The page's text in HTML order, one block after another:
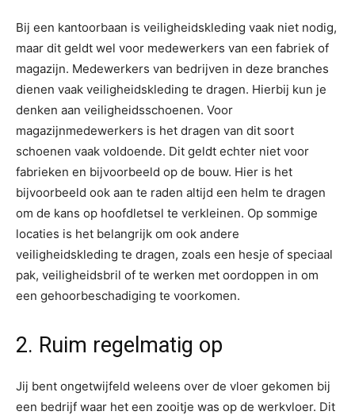
Bij een kantoorbaan is veiligheidskleding vaak niet nodig,
maar dit geldt wel voor medewerkers van een fabriek of
magazijn. Medewerkers van bedrijven in deze branches
dienen vaak veiligheidskleding te dragen. Hierbij kun je
denken aan veiligheidsschoenen. Voor
magazijnmedewerkers is het dragen van dit soort
schoenen vaak voldoende. Dit geldt echter niet voor
fabrieken en bijvoorbeeld op de bouw. Hier is het
bijvoorbeeld ook aan te raden altijd een helm te dragen
om de kans op hoofdletsel te verkleinen. Op sommige
locaties is het belangrijk om ook andere
veiligheidskleding te dragen, zoals een hesje of speciaal
pak, veiligheidsbril of te werken met oordoppen in om
een gehoorbeschadiging te voorkomen.
2. Ruim regelmatig op
Jij bent ongetwijfeld weleens over de vloer gekomen bij
een bedrijf waar het een zooitje was op de werkvloer. Dit